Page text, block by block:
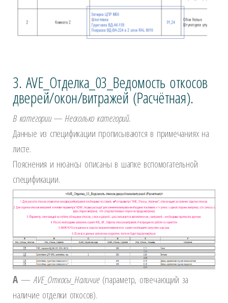
3. AVE_Отделка_03_Ведомость откосов
дверей/окон/витражей (Расчётная).
В категории — Несколько категорий.
Данные из спецификации прописываются в примечаниях на
листе.
Пояснения и нюансы описаны в шапке вспомогательной
спецификации.
A—AVE_Откосы_Наличие (параметр, отвечающий за
наличие отделки откосов).